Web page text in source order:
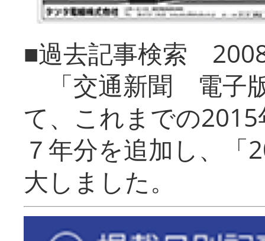
■過去記事検索
「交通新聞 電子
て、これまでの
７年分を追加し、「
大しまし